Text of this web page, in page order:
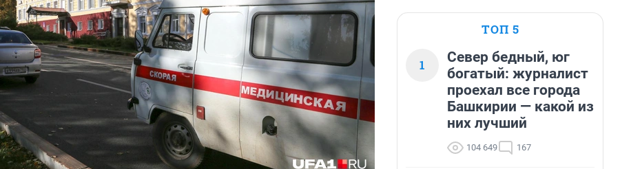
ТОП 5
1
Север бедный, юг
богатый: журналист
проехал все города
Башкирии — какой из
них лучший
104 649 167